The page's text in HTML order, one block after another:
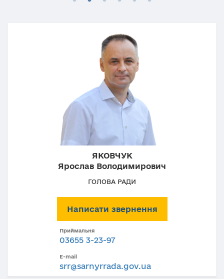
ЯКОВЧУК
Ярослав Володимирович
ГОЛОВА РАДИ
Написати звернення
Приймальня
03655 3-23-97
E-mail
srr@sarnyrrada.gov.ua